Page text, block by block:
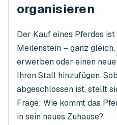
organisieren
Der Kauf eines Pferdes
Meilenstein – ganz
erwerben oder einen
Ihren Stall hinzufügen.
abgeschlossen ist, stellt
Frage: Wie kommt das
in sein neues Zuhause?